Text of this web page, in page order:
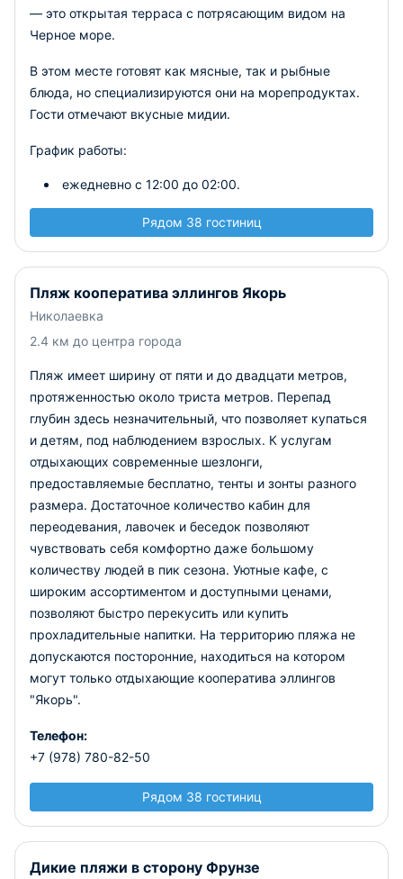
— это открытая терраса с потрясающим видом на
Черное море.
В этом месте готовят как мясные, так и рыбные
блюда, но специализируются они на морепродуктах.
Гости отмечают вкусные мидии.
График работы:
ежедневно с 12:00 до 02:00.
Рядом 38 гостиниц
Пляж кооператива эллингов Якорь
Николаевка
2.4 км до центра города
Пляж имеет ширину от пяти и до двадцати метров,
протяженностью около триста метров. Перепад
глубин здесь незначительный, что позволяет купаться
и детям, под наблюдением взрослых. К услугам
отдыхающих современные шезлонги,
предоставляемые бесплатно, тенты и зонты разного
размера. Достаточное количество кабин для
переодевания, лавочек и беседок позволяют
чувствовать себя комфортно даже большому
количеству людей в пик сезона. Уютные кафе, с
широким ассортиментом и доступными ценами,
позволяют быстро перекусить или купить
прохладительные напитки. На территорию пляжа не
допускаются посторонние, находиться на котором
могут только отдыхающие кооператива эллингов
"Якорь".
Телефон:
+7 (978) 780-82-50
Рядом 38 гостиниц
Дикие пляжи в сторону Фрунзе